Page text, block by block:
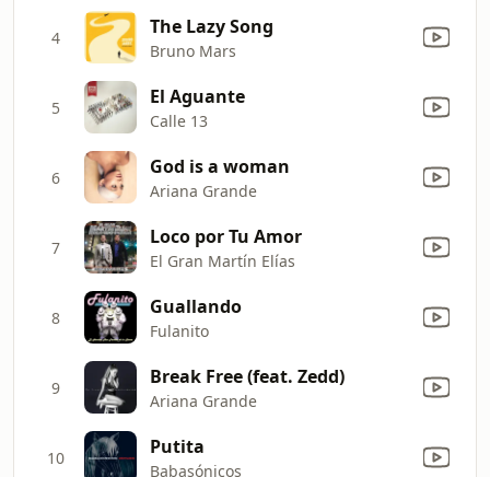
4 The Lazy Song
Bruno Mars
5 El Aguante
Calle 13
6 God is a woman
Ariana Grande
7 Loco por Tu Amor
El Gran Martín Elías
8 Guallando
Fulanito
9 Break Free (feat. Zedd)
Ariana Grande
10 Putita
Babasónicos